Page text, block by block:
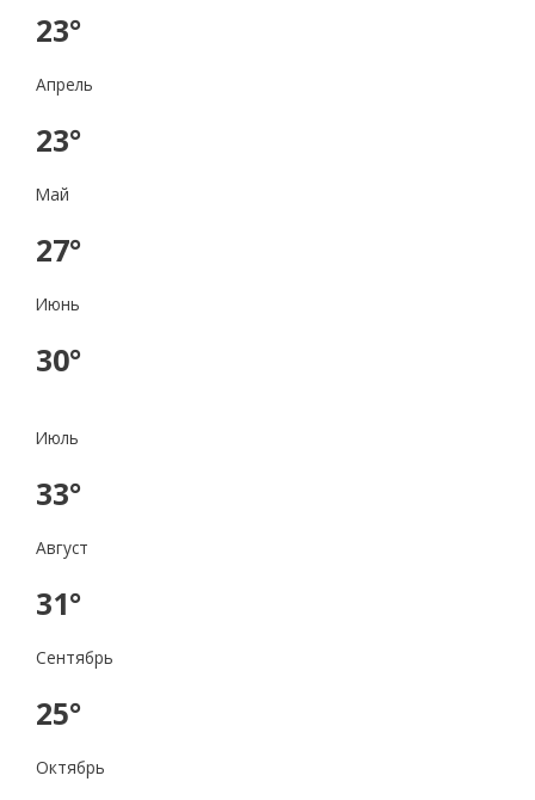
23°
Апрель
23°
Май
27°
Июнь
30°
Июль
33°
Август
31°
Сентябрь
25°
Октябрь